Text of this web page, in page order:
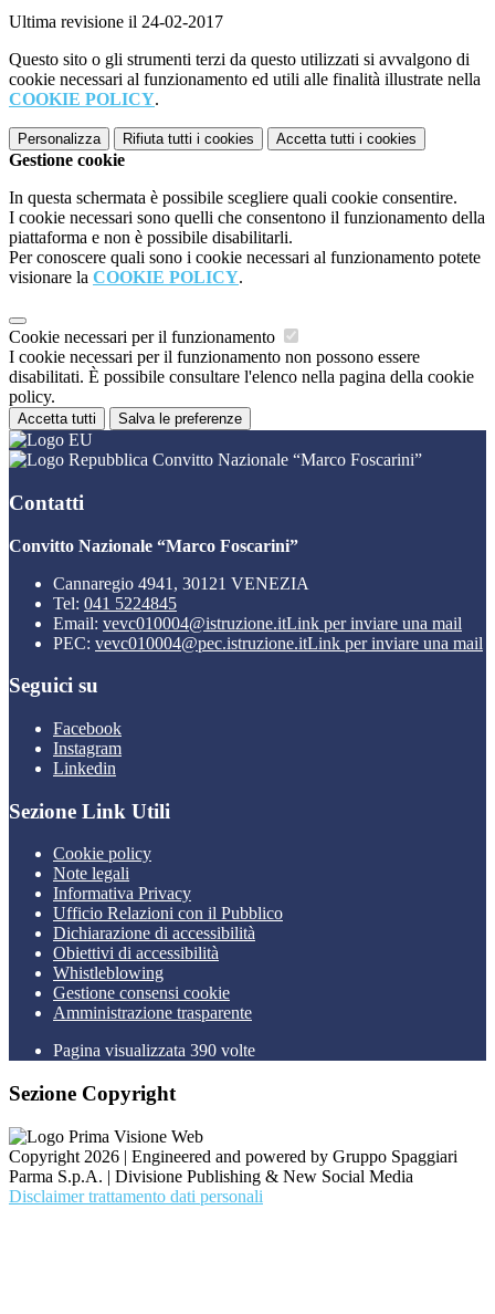
Ultima revisione il 24-02-2017
Questo sito o gli strumenti terzi da questo utilizzati si avvalgono di
cookie necessari al funzionamento ed utili alle finalità illustrate nella
COOKIE POLICY.
Personalizza Rifiuta tutti i cookies Accetta tutti i cookies
Gestione cookie
In questa schermata è possibile scegliere quali cookie consentire.
I cookie necessari sono quelli che consentono il funzionamento della
piattaforma e non è possibile disabilitarli.
Per conoscere quali sono i cookie necessari al funzionamento potete
visionare la COOKIE POLICY.
Cookie necessari per il funzionamento
I cookie necessari per il funzionamento non possono essere
disabilitati. È possibile consultare l'elenco nella pagina della cookie
policy.
Accetta tutti Salva le preferenze
Convitto Nazionale “Marco Foscarini”
Contatti
Convitto Nazionale “Marco Foscarini”
Cannaregio 4941, 30121 VENEZIA
Tel: 041 5224845
Email: vevc010004@istruzione.itLink per inviare una mail
PEC: vevc010004@pec.istruzione.itLink per inviare una mail
Seguici su
Facebook
Instagram
Linkedin
Sezione Link Utili
Cookie policy
Note legali
Informativa Privacy
Ufficio Relazioni con il Pubblico
Dichiarazione di accessibilità
Obiettivi di accessibilità
Whistleblowing
Gestione consensi cookie
Amministrazione trasparente
Pagina visualizzata 390 volte
Sezione Copyright
Copyright 2026 | Engineered and powered by Gruppo Spaggiari
Parma S.p.A. | Divisione Publishing & New Social Media
Disclaimer trattamento dati personali